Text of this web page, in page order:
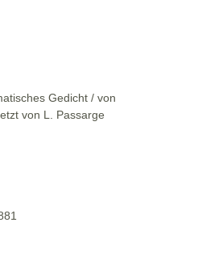
Gedicht / von
von L. Passarge